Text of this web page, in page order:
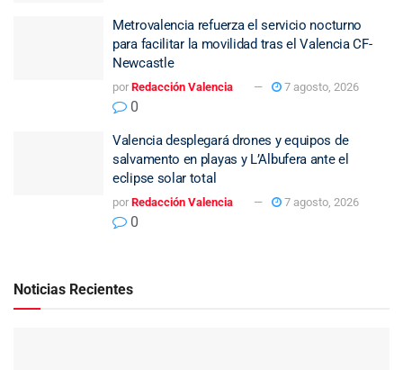
Metrovalencia refuerza el servicio nocturno
para facilitar la movilidad tras el Valencia CF-
Newcastle
por Redacción Valencia 7 agosto, 2026
0
Valencia desplegará drones y equipos de
salvamento en playas y L’Albufera ante el
eclipse solar total
por Redacción Valencia 7 agosto, 2026
0
Noticias Recientes